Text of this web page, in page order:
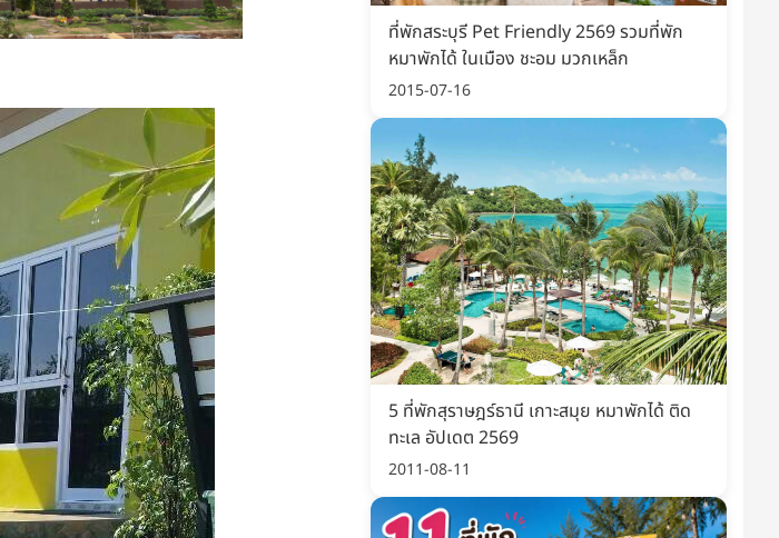
ที่พักสระบุรี Pet Friendly 2569 รวมที่พัก
หมาพักได้ ในเมือง ชะอม มวกเหล็ก
2015-07-16
5 ที่พักสุราษฎร์ธานี เกาะสมุย หมาพักได้ ติด
ทะเล อัปเดต 2569
2011-08-11